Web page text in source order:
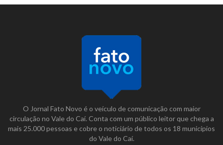
O Jornal Fato Novo é o veículo de comunicação com maior
circulação no Vale do Caí. Conta com um público leitor que chega a
mais 25.000 pessoas e cobre o noticiário de todos os 18 municípios
do Vale do Caí.